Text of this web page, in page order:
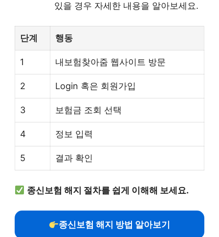
있을 경우 자세한 내용을 알아보세요.
단계 행동
1 내보험찾아줌 웹사이트 방문
2 Login 혹은 회원가입
3 보험금 조회 선택
4 정보 입력
5 결과 확인
종신보험 해지 절차를 쉽게 이해해 보세요.
종신보험 해지 방법 알아보기